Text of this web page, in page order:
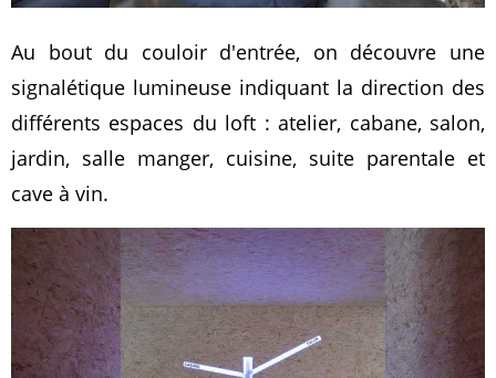
Au bout du couloir d'entrée, on découvre une
signalétique lumineuse indiquant la direction des
différents espaces du loft : atelier, cabane, salon,
jardin, salle manger, cuisine, suite parentale et
cave à vin.